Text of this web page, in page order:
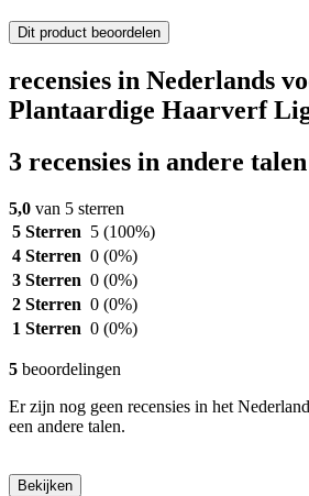
Dit product beoordelen
recensies in Nederlands
Plantaardige Haarverf
3 recensies in andere talen
5,0 van 5 sterren
5 Sterren 5 (100%)
4 Sterren 0 (0%)
3 Sterren 0 (0%)
2 Sterren 0 (0%)
1 Sterren 0 (0%)
5 beoordelingen
Er zijn nog geen recensies in het
een andere talen.
Bekijken